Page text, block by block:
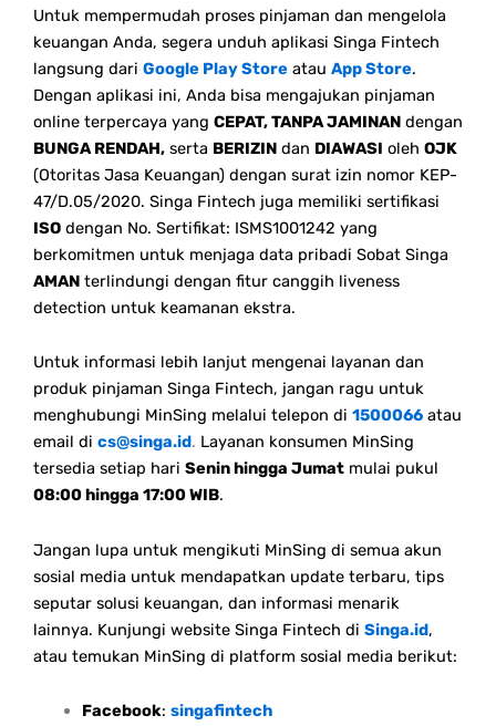
Untuk mempermudah proses pinjaman dan mengelola
keuangan Anda, segera unduh aplikasi Singa Fintech
langsung dari Google Play Store atau App Store.
Dengan aplikasi ini, Anda bisa mengajukan pinjaman
online terpercaya yang CEPAT, TANPA JAMINAN dengan
BUNGA RENDAH, serta BERIZIN dan DIAWASI oleh OJK
(Otoritas Jasa Keuangan) dengan surat izin nomor KEP-
47/D.05/2020. Singa Fintech juga memiliki sertifikasi
ISO dengan No. Sertifikat: ISMS1001242 yang
berkomitmen untuk menjaga data pribadi Sobat Singa
AMAN terlindungi dengan fitur canggih liveness
detection untuk keamanan ekstra.
Untuk informasi lebih lanjut mengenai layanan dan
produk pinjaman Singa Fintech, jangan ragu untuk
menghubungi MinSing melalui telepon di 1500066 atau
email di cs@singa.id. Layanan konsumen MinSing
tersedia setiap hari Senin hingga Jumat mulai pukul
08:00 hingga 17:00 WIB.
Jangan lupa untuk mengikuti MinSing di semua akun
sosial media untuk mendapatkan update terbaru, tips
seputar solusi keuangan, dan informasi menarik
lainnya. Kunjungi website Singa Fintech di Singa.id,
atau temukan MinSing di platform sosial media berikut:
Facebook: singafintech